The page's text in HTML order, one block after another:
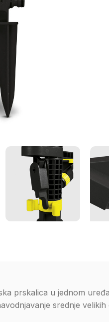
prskalica u jednom
srednje